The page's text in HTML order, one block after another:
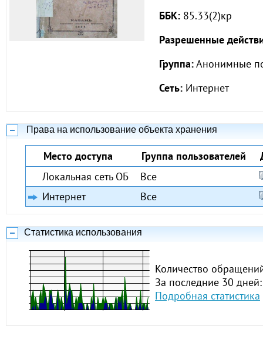
ББК: 85.33(2)кр
Разрешенные
Группа:Анонимные
Сеть: Интернет
Права на использование объекта хранения
Место доступа Группа пользователей
Локальная сеть ОБ
Все
Интернет
Все
Статистика использования
Количество
За последние 30
Подробная статистика